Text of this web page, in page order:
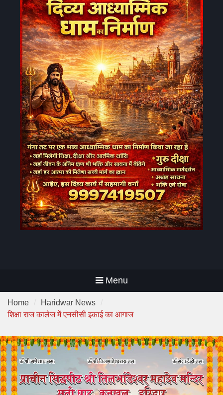
Menu
Home
Haridwar News
शिक्षा राज कालेज में एनसीसी इकाई का आगाज